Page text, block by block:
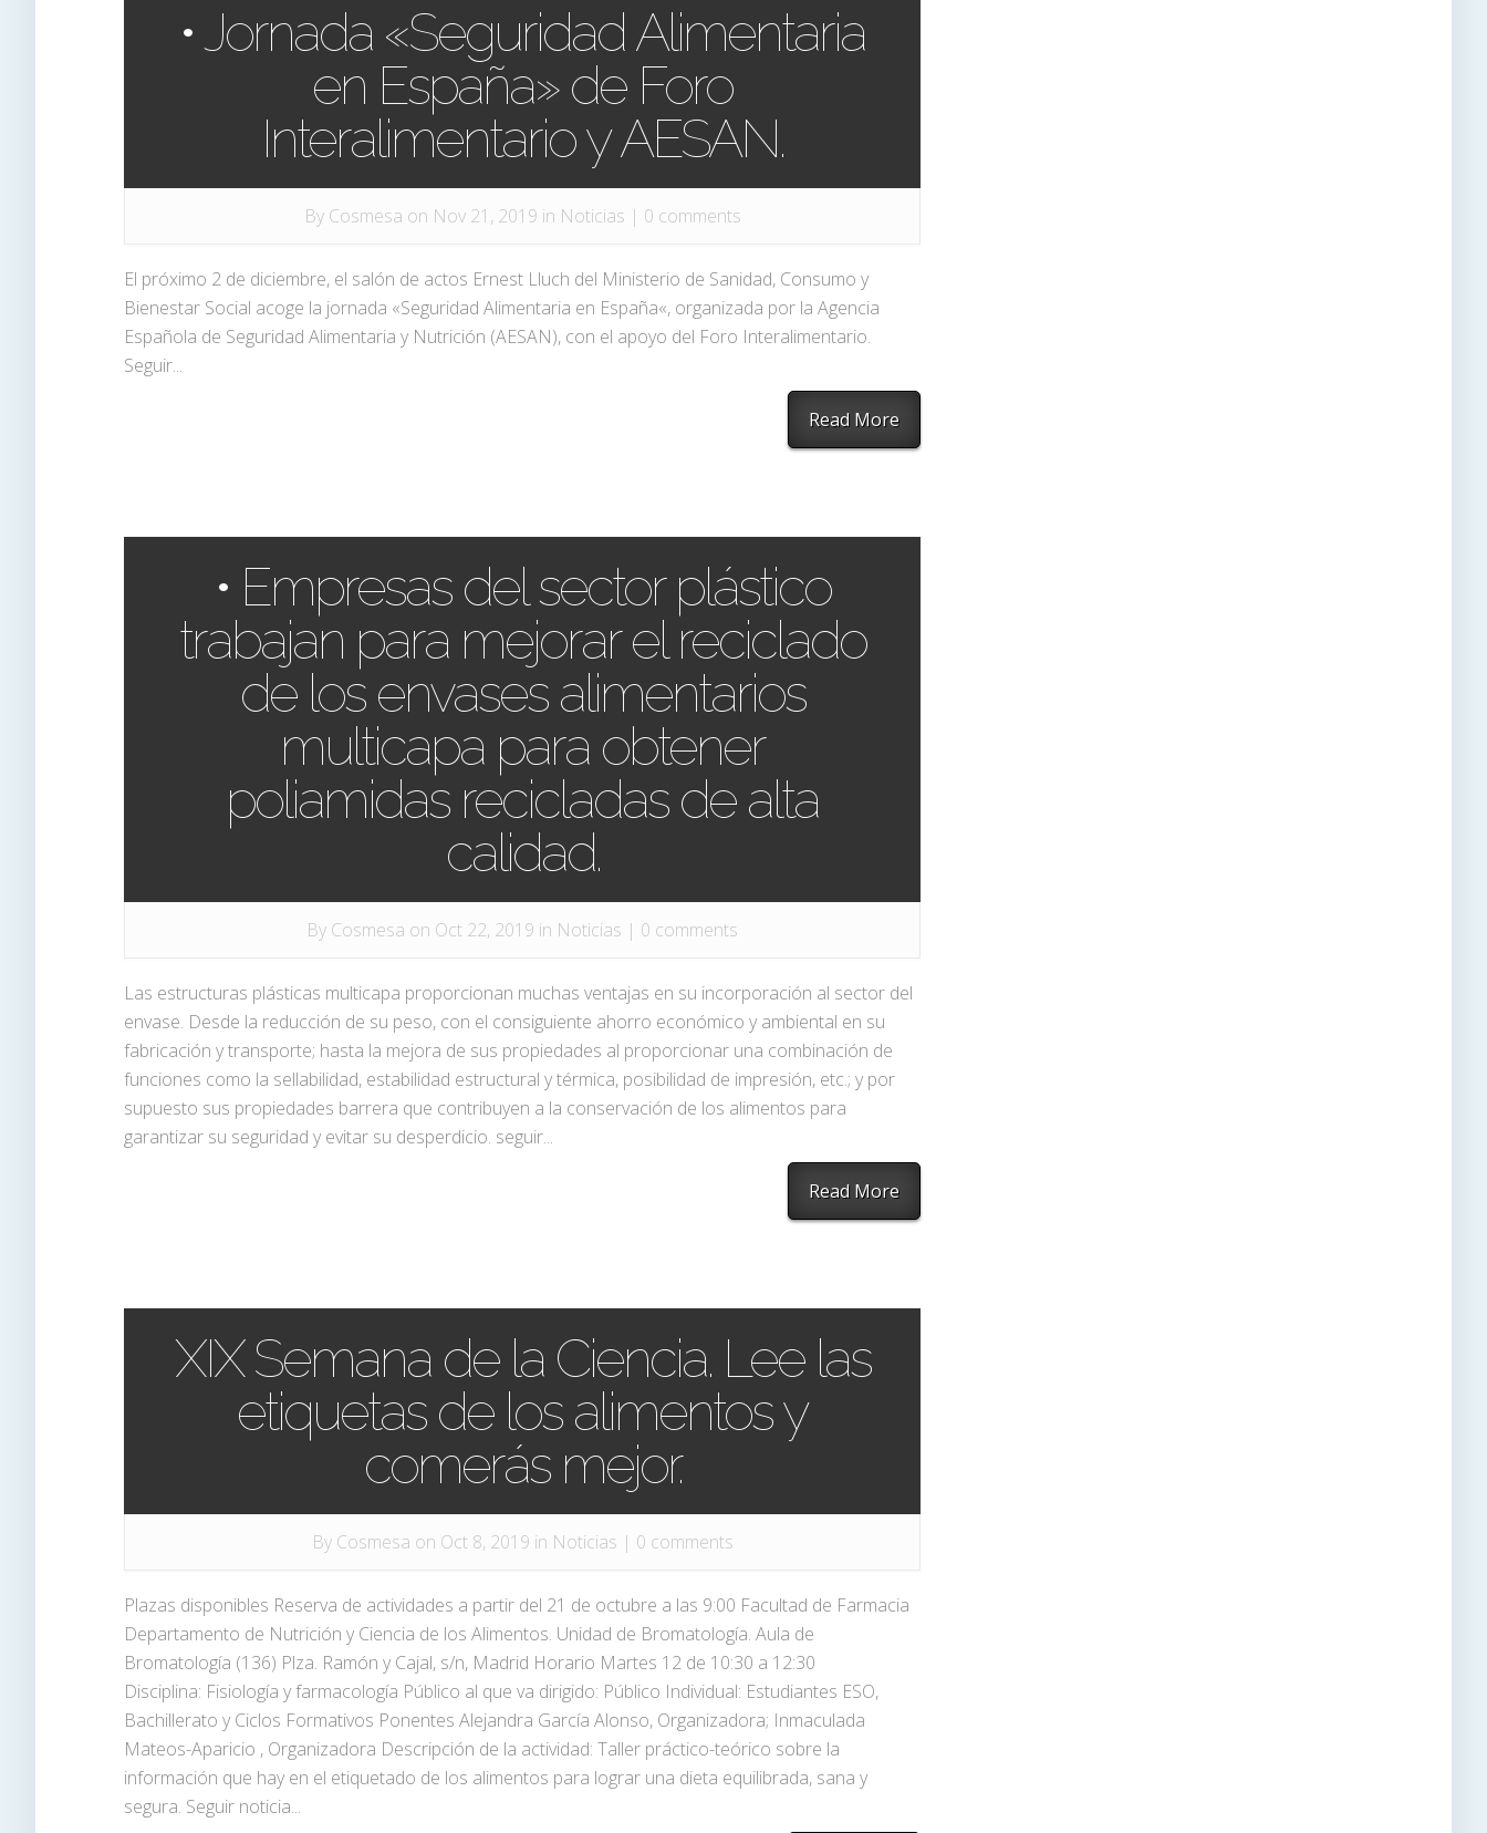
• Jornada «Seguridad Alimentaria
en España» de Foro
Interalimentario y AESAN.
By Cosmesa on Nov 21, 2019 in Noticias | 0 comments
El próximo 2 de diciembre, el salón de actos Ernest Lluch del Ministerio de Sanidad, Consumo y
Bienestar Social acoge la jornada «Seguridad Alimentaria en España«, organizada por la Agencia
Española de Seguridad Alimentaria y Nutrición (AESAN), con el apoyo del Foro Interalimentario.
Seguir...
Read More
• Empresas del sector plástico
trabajan para mejorar el reciclado
de los envases alimentarios
multicapa para obtener
poliamidas recicladas de alta
calidad.
By Cosmesa on Oct 22, 2019 in Noticias | 0 comments
Las estructuras plásticas multicapa proporcionan muchas ventajas en su incorporación al sector del
envase. Desde la reducción de su peso, con el consiguiente ahorro económico y ambiental en su
fabricación y transporte; hasta la mejora de sus propiedades al proporcionar una combinación de
funciones como la sellabilidad, estabilidad estructural y térmica, posibilidad de impresión, etc.; y por
supuesto sus propiedades barrera que contribuyen a la conservación de los alimentos para
garantizar su seguridad y evitar su desperdicio. seguir...
Read More
XIX Semana de la Ciencia. Lee las
etiquetas de los alimentos y
comerás mejor.
By Cosmesa on Oct 8, 2019 in Noticias | 0 comments
Plazas disponibles Reserva de actividades a partir del 21 de octubre a las 9:00 Facultad de Farmacia
Departamento de Nutrición y Ciencia de los Alimentos. Unidad de Bromatología. Aula de
Bromatología (136) Plza. Ramón y Cajal, s/n, Madrid Horario Martes 12 de 10:30 a 12:30
Disciplina: Fisiología y farmacología Público al que va dirigido: Público Individual: Estudiantes ESO,
Bachillerato y Ciclos Formativos Ponentes Alejandra García Alonso, Organizadora; Inmaculada
Mateos-Aparicio , Organizadora Descripción de la actividad: Taller práctico-teórico sobre la
información que hay en el etiquetado de los alimentos para lograr una dieta equilibrada, sana y
segura. Seguir noticia...